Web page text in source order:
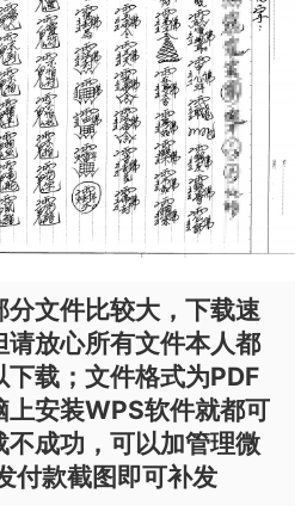
文件比较大，下载速
请放心所有文件本人都
载；文件格式为PDF
上安装WPS软件就都可
不成功，可以加管理微
款截图即可补发